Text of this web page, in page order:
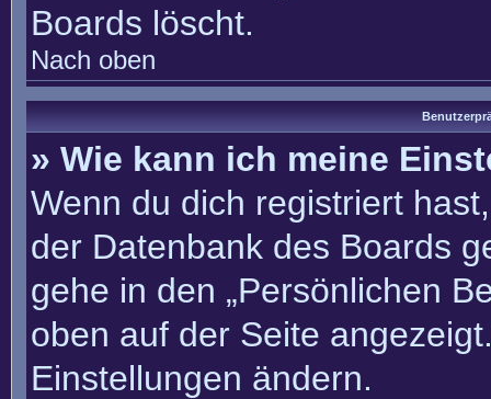
Boards löscht.
Nach oben
» Wie kann ich meine
Wenn du dich registriert
der Datenbank des Boards
gehe in den „Persönlichen
oben auf der Seite
Einstellungen ändern.